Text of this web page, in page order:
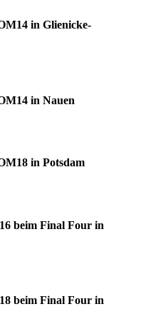
in Glienicke-
in Nauen
in Potsdam
beim Final Four in
beim Final Four in